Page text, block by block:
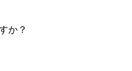
か？